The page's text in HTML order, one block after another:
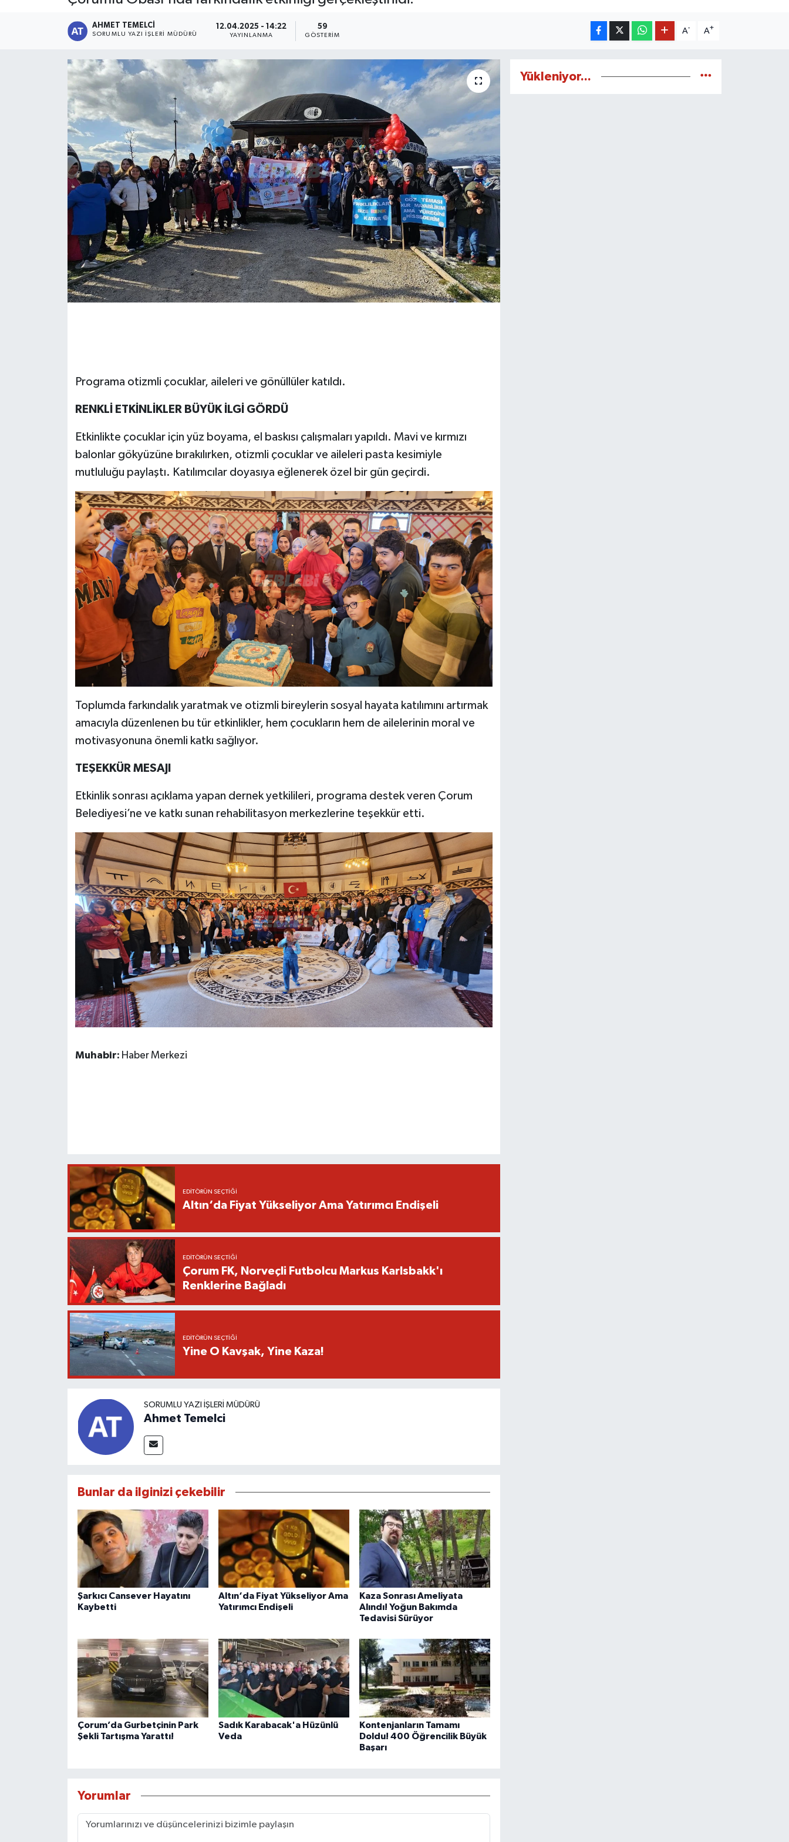
AHMET TEMELCI
SORUMLU YAZI İŞLERI MÜDÜRÜ
12.04.2025 - 14:22
YAYINLANMA
59
GÖSTERIM
A- A+
Programa otizmli çocuklar, aileleri ve gönüllüler katıldı.
RENKLİ ETKİNLİKLER BÜYÜK İLGİ GÖRDÜ
Etkinlikte çocuklar için yüz boyama, el baskısı çalışmaları yapıldı. Mavi ve kırmızı
balonlar gökyüzüne bırakılırken, otizmli çocuklar ve aileleri pasta kesimiyle
mutluluğu paylaştı. Katılımcılar doyasıya eğlenerek özel bir gün geçirdi.
Toplumda farkındalık yaratmak ve otizmli bireylerin sosyal hayata katılımını artırmak
amacıyla düzenlenen bu tür etkinlikler, hem çocukların hem de ailelerinin moral ve
motivasyonuna önemli katkı sağlıyor.
TEŞEKKÜR MESAJI
Etkinlik sonrası açıklama yapan dernek yetkilileri, programa destek veren Çorum
Belediyesi’ne ve katkı sunan rehabilitasyon merkezlerine teşekkür etti.
Muhabir: Haber Merkezi
EDITÖRÜN SEÇTIĞI
Altın‘da Fiyat Yükseliyor Ama Yatırımcı Endişeli
EDITÖRÜN SEÇTIĞI
Çorum FK, Norveçli Futbolcu Markus Karlsbakk'ı
Renklerine Bağladı
EDITÖRÜN SEÇTIĞI
Yine O Kavşak, Yine Kaza!
SORUMLU YAZI İŞLERI MÜDÜRÜ
Ahmet Temelci
Bunlar da ilginizi çekebilir
Şarkıcı Cansever Hayatını
Kaybetti
Altın‘da Fiyat Yükseliyor Ama
Yatırımcı Endişeli
Kaza Sonrası Ameliyata
Alındı! Yoğun Bakımda
Tedavisi Sürüyor
Çorum’da Gurbetçinin Park
Şekli Tartışma Yarattı!
Sadık Karabacak'a Hüzünlü
Veda
Kontenjanların Tamamı
Doldu! 400 Öğrencilik Büyük
Başarı
Yorumlar
Yükleniyor...